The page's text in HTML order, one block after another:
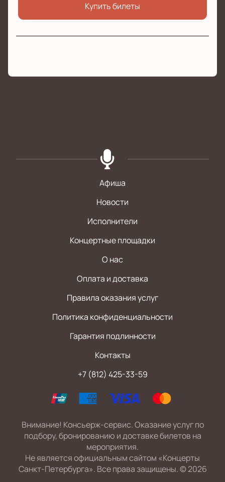
Купить билеты
Афиша
Новости
Исполнители
Концертные площадки
О нас
Оплата и доставка
Правила оказания услуг
Политика конфиденциальности
Гарантия подлинности
Контакты
+7 (812) 425-33-59
Внимание! Консьерж-сервис. Оказание услуг по
подбору, бронированию и доставке билетов на
мероприятия.
Не является официальным сайтом «Концерты
Санкт-Петербурга». Все права защищены.©2026